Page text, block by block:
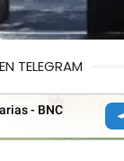
TELEGRAM